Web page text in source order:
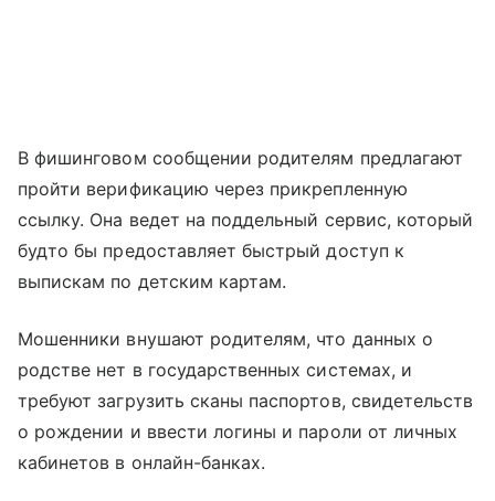
В фишинговом сообщении родителям предлагают
пройти верификацию через прикрепленную
ссылку. Она ведет на поддельный сервис, который
будто бы предоставляет быстрый доступ к
выпискам по детским картам.
Мошенники внушают родителям, что данных о
родстве нет в государственных системах, и
требуют загрузить сканы паспортов, свидетельств
о рождении и ввести логины и пароли от личных
кабинетов в онлайн-банках.